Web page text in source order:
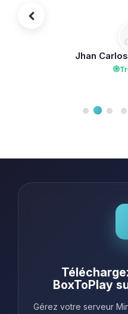
mieux que
que j'ai
Jhan
BoxToPlay
Gérez votre serveur